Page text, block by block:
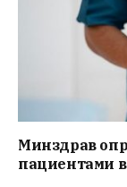
Минздрав
пациентами